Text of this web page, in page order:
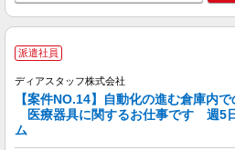
派遣社員
ディアスタッフ株式会社
【案件NO.14】自動化の進む倉庫内
医療器具に関するお仕事です 週5
ム